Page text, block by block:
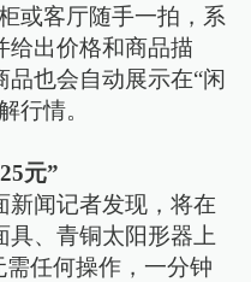
或客厅随手一拍，系
给出价格和商品描
也会自动展示在“闲
行情。
元”
新闻记者发现，将在
具、青铜太阳形器上
需任何操作，一分钟